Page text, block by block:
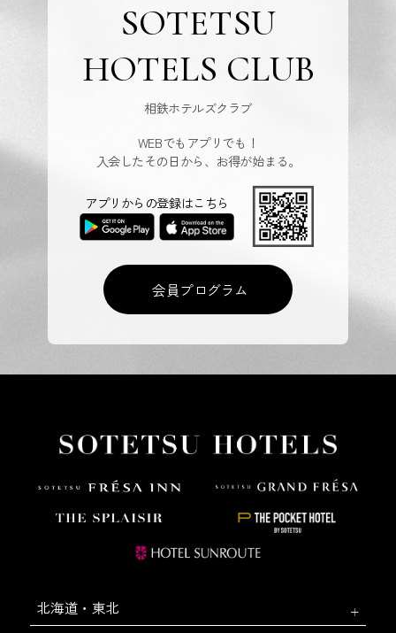
SOTETSU
HOTELS CLUB
相鉄ホテルズクラブ
WEBでもアプリでも！
入会したその日から、お得が始まる。
会員プログラム
アプリからの登録はこちら
北海道・東北